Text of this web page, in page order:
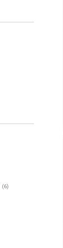
(6)